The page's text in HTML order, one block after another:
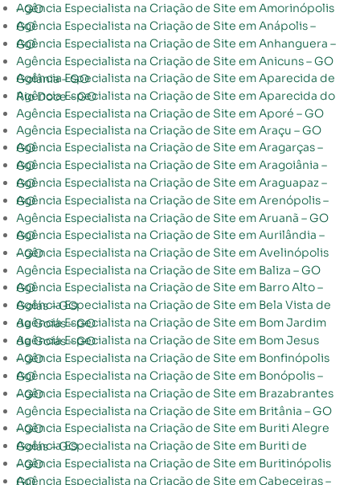
Agência Especialista na Criação de Site em Amorinópolis – GO
Agência Especialista na Criação de Site em Anápolis – GO
Agência Especialista na Criação de Site em Anhanguera – GO
Agência Especialista na Criação de Site em Anicuns – GO
Agência Especialista na Criação de Site em Aparecida de Goiânia – GO
Agência Especialista na Criação de Site em Aparecida do Rio Doce – GO
Agência Especialista na Criação de Site em Aporé – GO
Agência Especialista na Criação de Site em Araçu – GO
Agência Especialista na Criação de Site em Aragarças – GO
Agência Especialista na Criação de Site em Aragoiânia – GO
Agência Especialista na Criação de Site em Araguapaz – GO
Agência Especialista na Criação de Site em Arenópolis – GO
Agência Especialista na Criação de Site em Aruanã – GO
Agência Especialista na Criação de Site em Aurilândia – GO
Agência Especialista na Criação de Site em Avelinópolis – GO
Agência Especialista na Criação de Site em Baliza – GO
Agência Especialista na Criação de Site em Barro Alto – GO
Agência Especialista na Criação de Site em Bela Vista de Goiás – GO
Agência Especialista na Criação de Site em Bom Jardim de Goiás – GO
Agência Especialista na Criação de Site em Bom Jesus de Goiás – GO
Agência Especialista na Criação de Site em Bonfinópolis – GO
Agência Especialista na Criação de Site em Bonópolis – GO
Agência Especialista na Criação de Site em Brazabrantes – GO
Agência Especialista na Criação de Site em Britânia – GO
Agência Especialista na Criação de Site em Buriti Alegre – GO
Agência Especialista na Criação de Site em Buriti de Goiás – GO
Agência Especialista na Criação de Site em Buritinópolis – GO
Agência Especialista na Criação de Site em Cabeceiras – GO